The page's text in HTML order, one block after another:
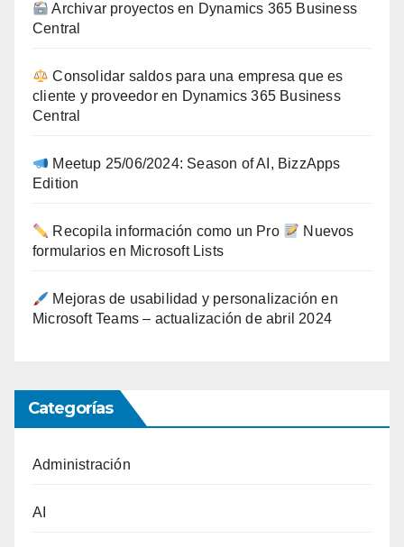
Archivar proyectos en Dynamics 365 Business
Central
Consolidar saldos para una empresa que es
cliente y proveedor en Dynamics 365 Business
Central
Meetup 25/06/2024: Season of AI, BizzApps
Edition
Recopila información como un Pro
Nuevos
formularios en Microsoft Lists
Mejoras de usabilidad y personalización en
Microsoft Teams – actualización de abril 2024
Categorías
Administración
AI